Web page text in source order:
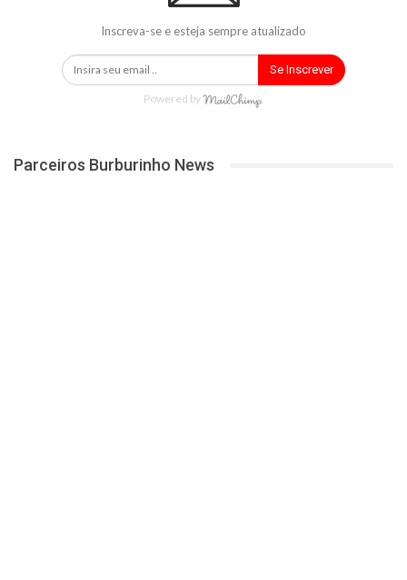
Inscreva-se e esteja sempre atualizado
Se Inscrever
Powered by
Parceiros Burburinho News